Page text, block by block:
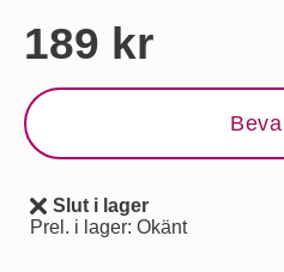
Handla denna produkt
pris
189 kr
Tillgänglighet:
Slut i lager
Prel. i lager: Okänt